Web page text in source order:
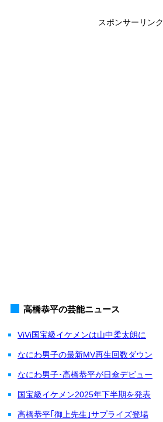
スポンサーリンク
高橋恭平の芸能ニュース
ViVi国宝級イケメンは山中柔太朗に
なにわ男子の最新MV再生回数ダウン
なにわ男子･高橋恭平が日傘デビュー
国宝級イケメン2025年下半期を発表
高橋恭平｢御上先生｣サプライズ登場